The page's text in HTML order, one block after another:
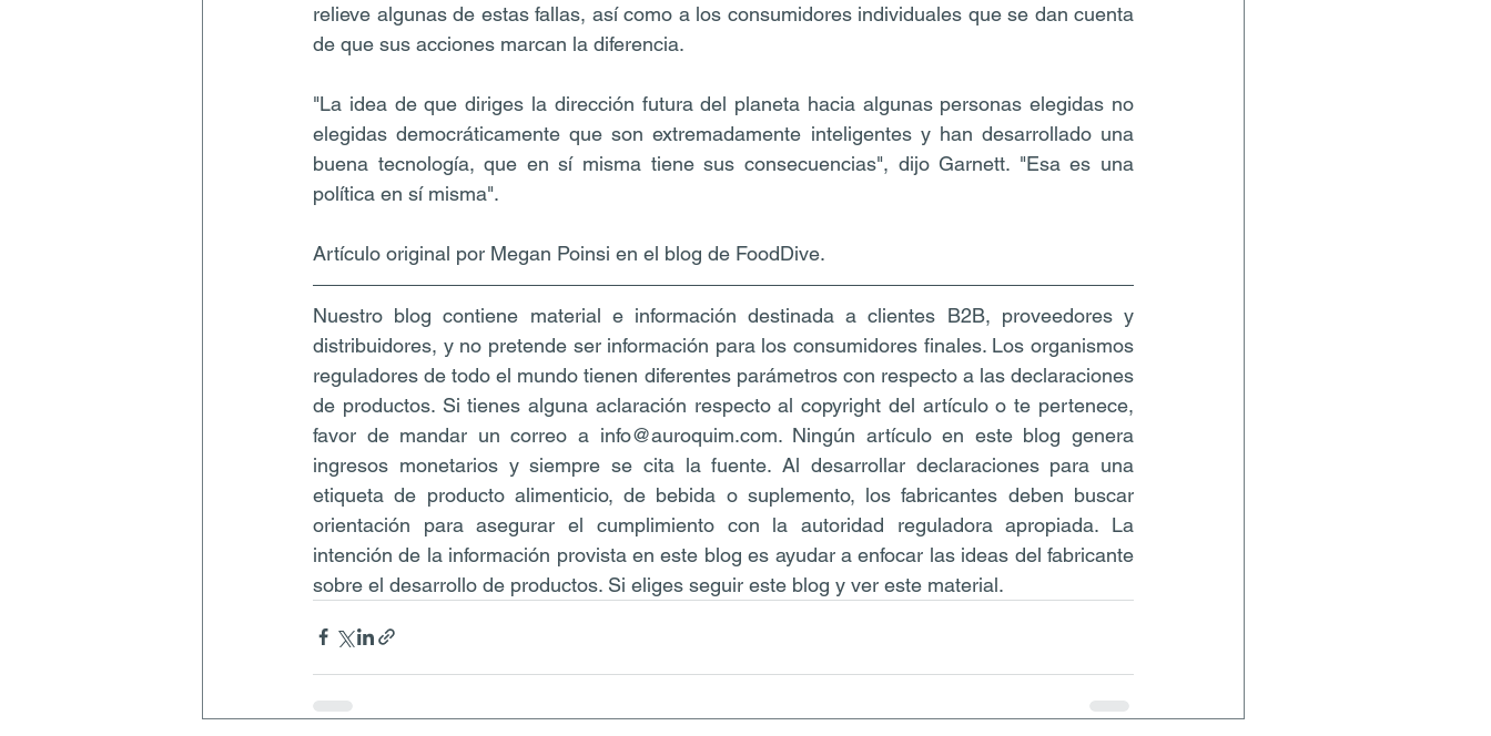
relieve algunas de estas fallas, así como a los consumidores individuales que se dan cuenta
de que sus acciones marcan la diferencia.
"La idea de que diriges la dirección futura del planeta hacia algunas personas elegidas no
elegidas democráticamente que son extremadamente inteligentes y han desarrollado una
buena tecnología, que en sí misma tiene sus consecuencias", dijo Garnett. "Esa es una
política en sí misma".
Artículo original por Megan Poinsi en el blog de FoodDive.
Nuestro blog contiene material e información destinada a clientes B2B, proveedores y
distribuidores, y no pretende ser información para los consumidores finales. Los organismos
reguladores de todo el mundo tienen diferentes parámetros con respecto a las declaraciones
de productos. Si tienes alguna aclaración respecto al copyright del artículo o te pertenece,
favor de mandar un correo a info@auroquim.com. Ningún artículo en este blog genera
ingresos monetarios y siempre se cita la fuente. Al desarrollar declaraciones para una
etiqueta de producto alimenticio, de bebida o suplemento, los fabricantes deben buscar
orientación para asegurar el cumplimiento con la autoridad reguladora apropiada. La
intención de la información provista en este blog es ayudar a enfocar las ideas del fabricante
sobre el desarrollo de productos. Si eliges seguir este blog y ver este material.